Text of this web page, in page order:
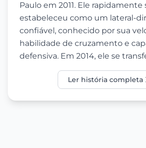
Paulo em 2011. Ele rapidamente
estabeleceu como um lateral-
confiável, conhecido por sua
habilidade de cruzamento e
defensiva. Em 2014, ele se
Ler história completa